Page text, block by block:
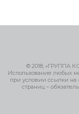
© 2018, «ГРУППА
Использование любых
при условии ссылки на
страниц –